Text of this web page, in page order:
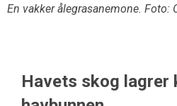
En vakker ålegrasanemone. Foto:
Havets skog lagrer